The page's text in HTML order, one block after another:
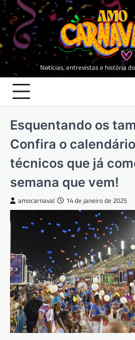
Skip
content
Notícias, entrevistas e história
Esquentando os
Confira o
técnicos que já
semana que vem!
amocarnaval 14 de janeiro de 2025